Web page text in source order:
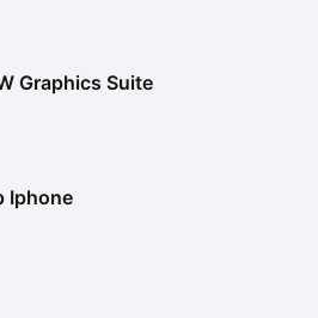
Graphics Suite
Iphone